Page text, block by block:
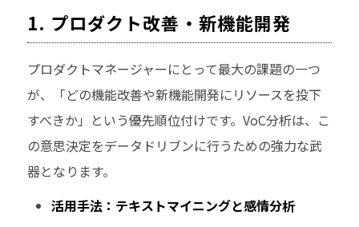
1. プロダクト改善・新機能開発
プロダクトマネージャーにとって最大の課題の一つ
が、「どの機能改善や新機能開発にリソースを投下
すべきか」という優先順位付けです。VoC分析は、こ
の意思決定をデータドリブンに行うための強力な武
器となります。
活用手法：テキストマイニングと感情分析